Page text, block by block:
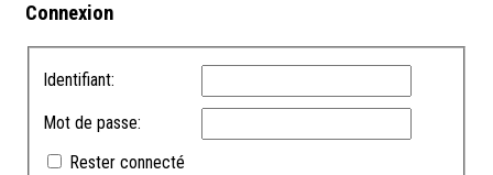
Connexion
Identifiant:
Mot de passe:
Rester connecté